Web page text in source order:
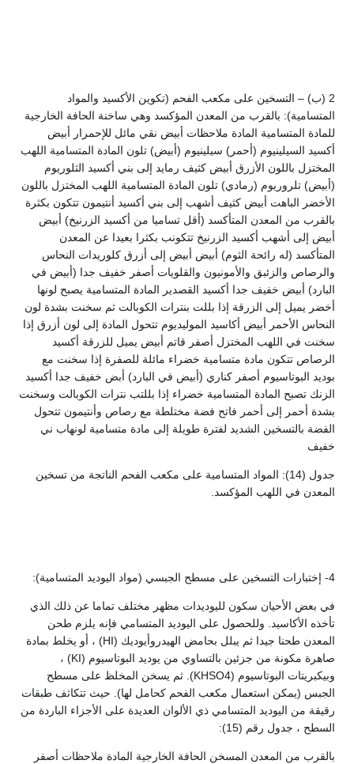
2 (ب) – التسخين على مكعب الفحم (تكوين الأكسيد والمواد
المتسامية): بالقرب من المعدن المؤكسد وهي ساخنة الحافة الخارجية
للمادة المتسامية المادة ملاحظات أبيض نقي مائل للإحمرار أبيض
أكسيد السيلينيوم (أحمر) سيلينيوم (أبيض) تلون المادة المتسامية اللهب
المختزل باللون الأزرق أبيض كثيف رمايد إلى بني أكسيد الثلوريوم
(أبيض) تلروريوم (رمادي) تلون المادة المتسامية اللهب المختزل باللون
الأخضر الباهت أبيض كثيف أشهب إلى بني أكسيد أنتيمون تتكون بكثرة
بالقرب من المعدن المتأكسد (أقل تساميا من أكسيد الزرنيخ) أبيض
أبيض إلى أشهب أكسيد الزرنيخ تتكونب بكثرا بعيدا عن المعدن
المتأكسد (له رائحة الثوم) أبيض أبيض إلى أزرق كلوريدات النحاس
والرصاص والزئبق والأمونيون والقلويات أصفر خفيف جدا (أبيض في
البارد) أبيض خفيف جدا أكسيد القصدير المادة المتسامية يصبح لونها
أخضر يميل إلى الزرقة إذا بللت بنترات الكوبالت ثم سخنت بشدة لون
النحاس الأحمر أبيض أكاسيد الموليديوم تتحول المادة إلى لون أزرق إذا
سخنت في اللهب المختزل أصفر قاتم أبيض يميل للزرقة أكسيد
الرصاص تتكون مادة متسامية خضراء مائلة للصفرة إذا سخنت مع
بوديد البوتاسيوم أصفر كناري (أبيض في البارد) أبض خفيف جدا أكسيد
الزنك تصبح المادة المتسامية خضراء إذا بللتب نترات الكوبالت وسخنت
بشدة أحمر إلى أحمر فاتح فضة مختلطة مع رصاص وأنتيمون تتحول
الفضة بالتسخين الشديد لفترة طويلة إلى مادة متسامية لونهاب ني
خفيف
جدول (14): المواد المتسامية على مكعب الفحم الناتجة من تسخين
المعدن في اللهب المؤكسد.
4- إختبارات التسخين على مسطح الجبسي (مواد اليوديد المتسامية):
في بعض الأحيان سكون لليوديدات مظهر مختلف تماما عن ذلك الذي
تأخذه الأكاسيد. وللحصول على اليوديد المتسامي فإنه يلزم طحن
المعدن طحنا جيدا ثم يبلل بحامض الهيدروأيوديك (HI) ، أو يخلط بمادة
صاهرة مكونة من جزئين بالتساوي من يوديد البوتاسيوم (KI) ،
وبيكبريتات البوتاسيوم (KHSO4). ثم يسخن المخلظ على مسطح
الجبس (يمكن استعمال مكعب الفحم كحامل لها). حيث تتكاثف طبقات
رقيقة من اليوديد المتسامي ذي الألوان العديدة على الأجزاء الباردة من
السطح ، جدول رقم (15):
بالقرب من المعدن المسخن الحافة الخارجية المادة ملاحظات أصفر